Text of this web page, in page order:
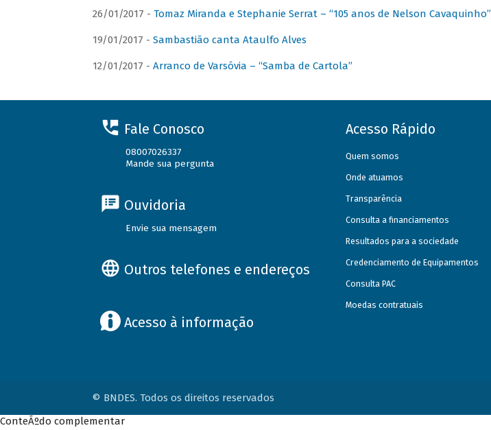
26/01/2017 - Tomaz Miranda e Stephanie Serrat – “105 anos de Nelson Cavaquinho”
19/01/2017 - Sambastião canta Ataulfo Alves
12/01/2017 - Arranco de Varsóvia – “Samba de Cartola”
Fale Conosco
08007026337
Mande sua pergunta
Ouvidoria
Envie sua mensagem
Outros telefones e endereços
Acesso à informação
Acesso Rápido
Quem somos
Onde atuamos
Transparência
Consulta a financiamentos
Resultados para a sociedade
Credenciamento de Equipamentos
Consulta PAC
Moedas contratuais
© BNDES. Todos os direitos reservados
ConteÃºdo complementar